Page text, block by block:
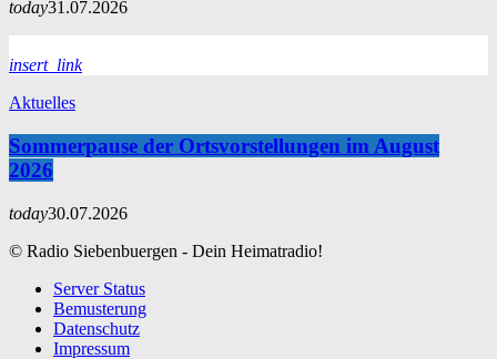
today31.07.2026
insert_link
Aktuelles
Sommerpause der Ortsvorstellungen im August
2026
today30.07.2026
© Radio Siebenbuergen - Dein Heimatradio!
Server Status
Bemusterung
Datenschutz
Impressum